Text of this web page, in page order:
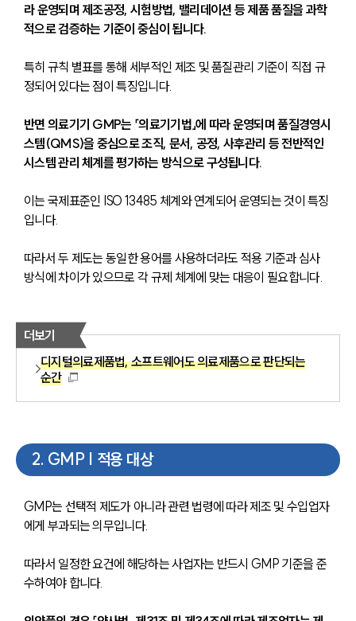
라 운영되며 제조공정, 시험방법, 밸리데이션 등 제품 품질을 과학
적으로 검증하는 기준이 중심이 됩니다.
특히 규칙 별표를 통해 세부적인 제조 및 품질관리 기준이 직접 규
정되어 있다는 점이 특징입니다.
반면 의료기기 GMP는 「의료기기법」에 따라 운영되며 품질경영시
스템(QMS)을 중심으로 조직, 문서, 공정, 사후관리 등 전반적인
시스템 관리 체계를 평가하는 방식으로 구성됩니다.
이는 국제표준인 ISO 13485 체계와 연계되어 운영되는 것이 특징
입니다.
따라서 두 제도는 동일한 용어를 사용하더라도 적용 기준과 심사
방식에 차이가 있으므로 각 규제 체계에 맞는 대응이 필요합니다.
더보기
디지털의료제품법, 소프트웨어도 의료제품으로 판단되는
순간
2. GMP | 적용 대상
GMP는 선택적 제도가 아니라 관련 법령에 따라 제조 및 수입업자
에게 부과되는 의무입니다.
따라서 일정한 요건에 해당하는 사업자는 반드시 GMP 기준을 준
수하여야 합니다.